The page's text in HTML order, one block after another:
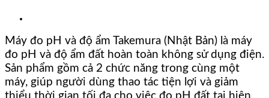
Máy đo pH và độ ẩm Takemura (Nhật Bản) là máy
đo pH và độ ẩm đất hoàn toàn không sử dụng điện.
Sản phẩm gồm cả 2 chức năng trong cùng một
máy, giúp người dùng thao tác tiện lợi và giảm